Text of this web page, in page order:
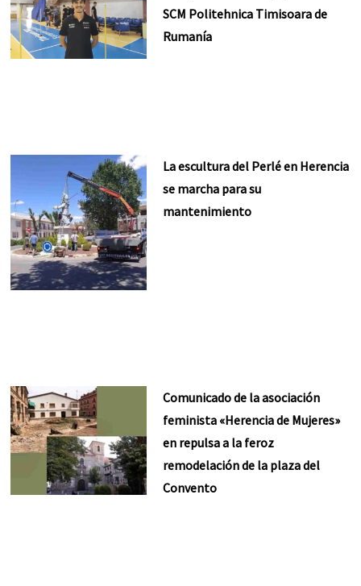
SCM Politehnica Timisoara de
Rumanía
La escultura del Perlé en Herencia
se marcha para su
mantenimiento
Comunicado de la asociación
feminista «Herencia de Mujeres»
en repulsa a la feroz
remodelación de la plaza del
Convento